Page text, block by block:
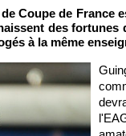
Coupe de France
des fortunes
à la même